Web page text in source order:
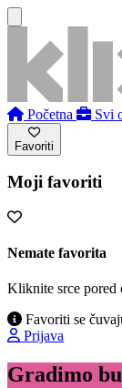
Početna Svi
Favoriti
Moji favoriti
Nemate favorita
Kliknite srce pored
Favoriti se
Prijava
Gradimo